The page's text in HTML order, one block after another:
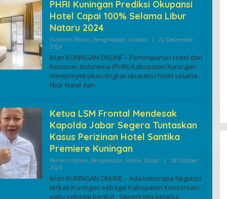
PHRI Kuningan Prediksi Okupansi
Hotel Capai 100% Selama Libur
Nataru 2024
Ekonomi/Bisnis, Penginapan Wisata |
22 December
2024By
Iklan KUNINGAN ONLINE – Perhimpunan Hotel dan
Restoran Indonesia (PHRI) Kabupaten Kuningan
memproyeksikan tingkat okupansi hotel selama
libur Natal dan
Ketua LSM Frontal Mendesak
Kapolda Jabar Segera Tuntaskan
Kasus Perizinan Hotel Santika
Premiere Kuningan
Pemerintahan Penginapan Politik, Sosial |
28 October
2024By
Iklan KUNINGAN ONLINE – Ada beberapa Regulasi
terkait Kuningan sebagai Kabupaten Konservasi,
yaitu sebagai berikut : Seperti kita ketahui